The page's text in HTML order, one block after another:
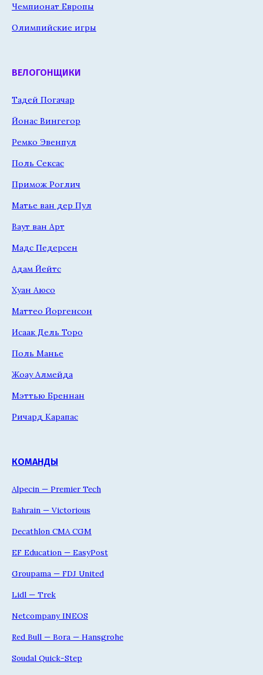
Чемпионат Европы
Олимпийские игры
ВЕЛОГОНЩИКИ
Тадей Погачар
Йонас Вингегор
Ремко Эвенпул
Поль Сексас
Примож Роглич
Матье ван дер Пул
Ваут ван Арт
Мадс Педерсен
Адам Йейтс
Хуан Аюсо
Маттео Йоргенсон
Исаак Дель Торо
Поль Манье
Жоау Алмейда
Мэттью Бреннан
Ричард Карапас
КОМАНДЫ
Alpecin — Premier Tech
Bahrain — Victorious
Decathlon CMA CGM
EF Education — EasyPost
Groupama — FDJ United
Lidl — Trek
Netcompany INEOS
Red Bull — Bora — Hansgrohe
Soudal Quick-Step